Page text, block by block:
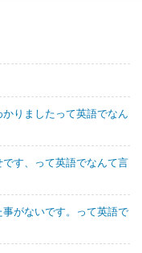
りましたって英語でなん
す、って英語でなんて言
がないです。って英語で